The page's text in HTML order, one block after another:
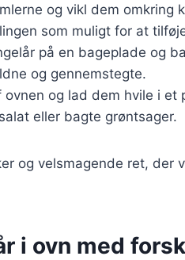
og vikl dem omkring
som muligt for at
på en bageplade og
og gennemstegte.
ovnen og lad dem hvile i et
eller bagte grøntsager.
og velsmagende ret, der
i ovn med